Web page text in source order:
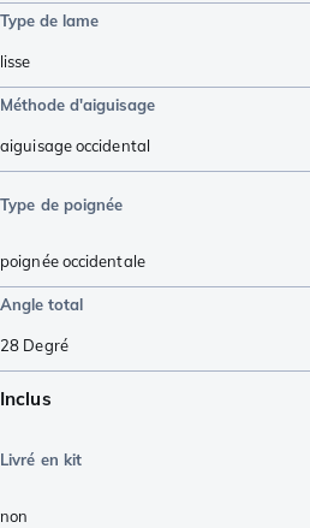
Type de lame
lisse
Méthode d'aiguisage
aiguisage occidental
Type de poignée
poignée occidentale
Angle total
28 Degré
Inclus
Livré en kit
non